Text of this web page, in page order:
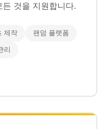
것을 지원합니다.
제작 팬덤 플랫폼
리